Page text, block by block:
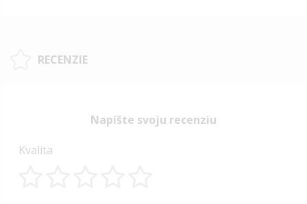
RECENZIE
Napíšte svoju recenziu
Kvalita